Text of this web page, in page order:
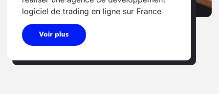
logiciel de trading en ligne sur France
Voir plus